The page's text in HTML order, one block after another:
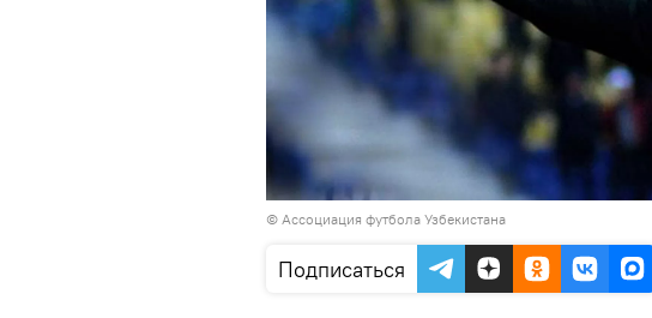
© Ассоциация футбола Узбекистана
Подписаться